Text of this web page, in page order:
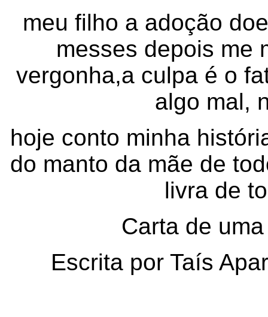
meu filho a adoção
messes depois me
vergonha,a culpa é o
algo mal,
hoje conto minha
do manto da mãe de
livra de
Carta de
Escrita por Taís